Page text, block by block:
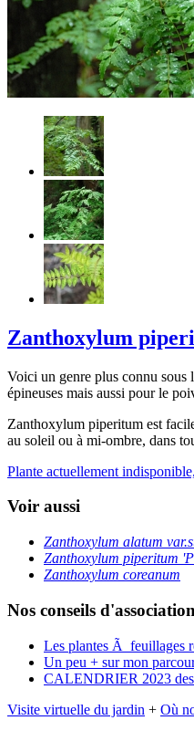
Zanthoxylum
Voici un genre plus connu sous
épineuses mais aussi pour le
Zanthoxylum piperitum est
au soleil ou à mi-ombre, dans
Plante actuellement
Voir aussi
Zanthoxylum alatum
Zanthoxylum piperitum
Zanthoxylum coreanum
Nos conseils d'association
Les plantes Ã feuillages
Un peu + sur mon
CALENDRIER 2023 des
Visite virtuelle du jardin + Où